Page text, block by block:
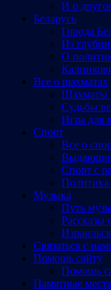
И о
Беларусь
Города
Из
О
Все о шахматах
Шахматы
Судьбы
Игра для
Спорт
Все о
Спорт с
Политика
Музыка
Путь
Рассказы
Cвязаться с
Помощь сайту
Помощь
Памятные места